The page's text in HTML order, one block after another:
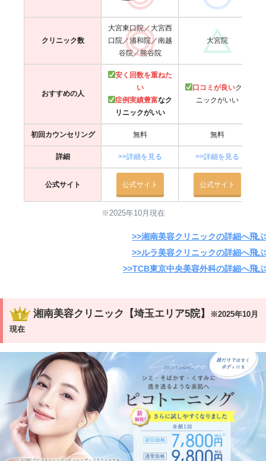
クリニック数
大宮東口院／大宮西
口院／浦和院／南越
谷院／熊谷院
大宮院
おすすめの人
安く回数を重ねた
い
症例実績豊富なク
リニックがいい
口コミが良いクリ
ニックがいい
初回カウンセリング 無料 無料
詳細 >>詳細を見る >>詳細を見る
公式サイト 公式サイト 公式サイト
※2025年10月現在
>>湘南美容クリニックの詳細へ飛ぶ
>>ルラ美容クリニックの詳細へ飛ぶ
>>TCB東京中央美容外科の詳細へ飛ぶ
湘南美容クリニック【埼玉エリア5院】
※2025年10月
現在